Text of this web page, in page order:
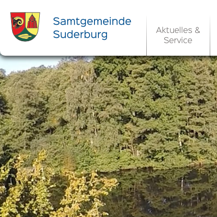
Aktuelles &
Service
Ortsrecht &
Rats- und
Aktuelle
Ortsrecht /
Allgemeine
Kommunale
EU-